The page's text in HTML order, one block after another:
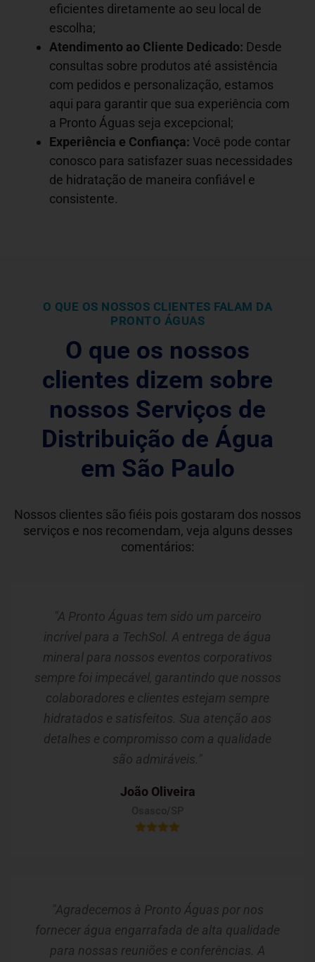
eficientes diretamente ao seu local de
escolha;
Atendimento ao Cliente Dedicado: Desde
consultas sobre produtos até assistência
com pedidos e personalização, estamos
aqui para garantir que sua experiência com
a Pronto Águas seja excepcional;
Experiência e Confiança: Você pode contar
conosco para satisfazer suas necessidades
de hidratação de maneira confiável e
consistente.
O QUE OS NOSSOS CLIENTES FALAM DA
PRONTO ÁGUAS
O que os nossos
clientes dizem sobre
nossos Serviços de
Distribuição de Água
em São Paulo
Nossos clientes são fiéis pois gostaram dos nossos
serviços e nos recomendam, veja alguns desses
comentários:
"A Pronto Águas tem sido um parceiro
incrível para a TechSol. A entrega de água
mineral para nossos eventos corporativos
sempre foi impecável, garantindo que nossos
colaboradores e clientes estejam sempre
hidratados e satisfeitos. Sua atenção aos
detalhes e compromisso com a qualidade
são admiráveis."
João Oliveira
"Agradecemos à Pronto Águas por nos
fornecer água engarrafada de alta qualidade
para nossas reuniões e conferências. A